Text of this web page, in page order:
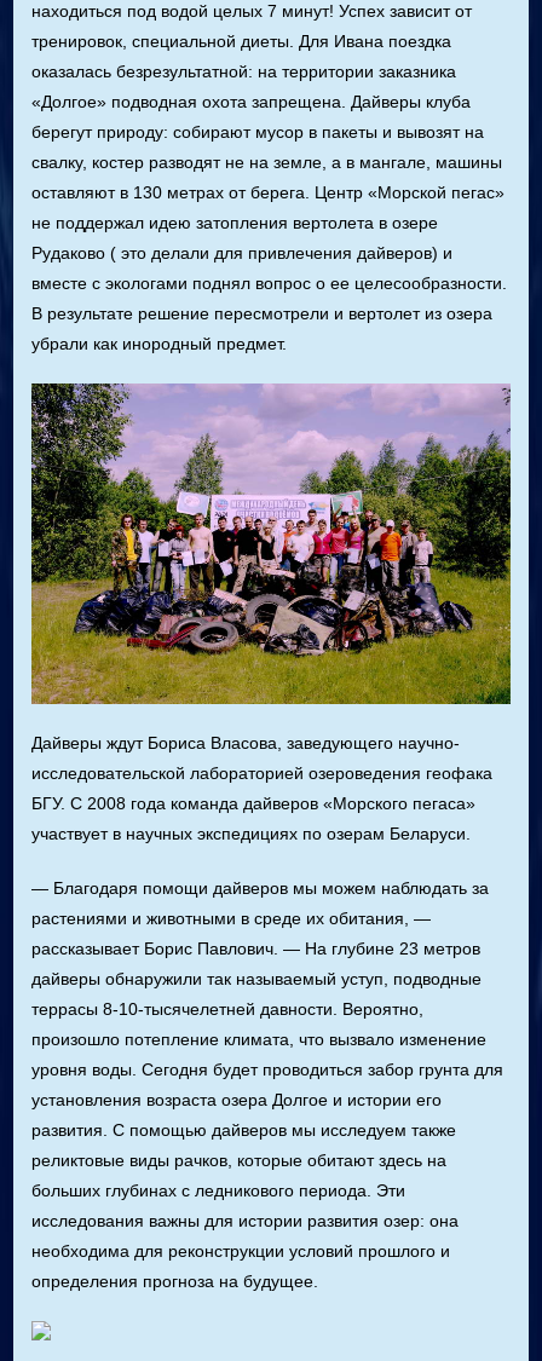
находиться под водой целых 7 минут! Успех зависит от
тренировок, специальной диеты. Для Ивана поездка
оказалась безрезультатной: на территории заказника
«Долгое» подводная охота запрещена. Дайверы клуба
берегут природу: собирают мусор в пакеты и вывозят на
свалку, костер разводят не на земле, а в мангале, машины
оставляют в 130 метрах от берега. Центр «Морской пегас»
не поддержал идею затопления вертолета в озере
Рудаково ( это делали для привлечения дайверов) и
вместе с экологами поднял вопрос о ее целесообразности.
В результате решение пересмотрели и вертолет из озера
убрали как инородный предмет.
Дайверы ждут Бориса Власова, заведующего научно-
исследовательской лабораторией озероведения геофака
БГУ. С 2008 года команда дайверов «Морского пегаса»
участвует в научных экспедициях по озерам Беларуси.
— Благодаря помощи дайверов мы можем наблюдать за
растениями и животными в среде их обитания, —
рассказывает Борис Павлович. — На глубине 23 метров
дайверы обнаружили так называемый уступ, подводные
террасы 8-10-тысячелетней давности. Вероятно,
произошло потепление климата, что вызвало изменение
уровня воды. Сегодня будет проводиться забор грунта для
установления возраста озера Долгое и истории его
развития. С помощью дайверов мы исследуем также
реликтовые виды рачков, которые обитают здесь на
больших глубинах с ледникового периода. Эти
исследования важны для истории развития озер: она
необходима для реконструкции условий прошлого и
определения прогноза на будущее.